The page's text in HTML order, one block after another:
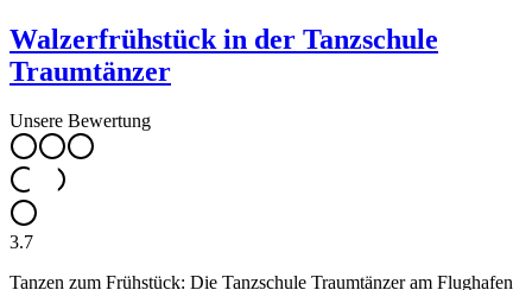
Walzerfrühstück in der Tanzschule
Traumtänzer
Unsere Bewertung
3.7
Tanzen zum Frühstück: Die Tanzschule Traumtänzer am Flughafen